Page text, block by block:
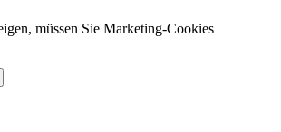
müssen Sie Marketing-Cookies